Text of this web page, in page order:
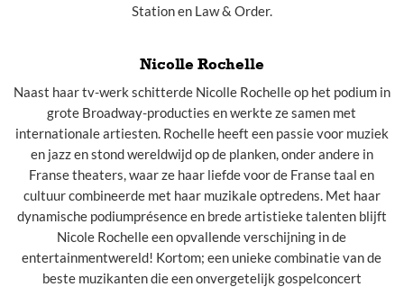
Station en Law & Order.
Nicolle Rochelle
Naast haar tv-werk schitterde Nicolle Rochelle op het podium in
grote Broadway-producties en werkte ze samen met
internationale artiesten. Rochelle heeft een passie voor muziek
en jazz en stond wereldwijd op de planken, onder andere in
Franse theaters, waar ze haar liefde voor de Franse taal en
cultuur combineerde met haar muzikale optredens. Met haar
dynamische podiumprésence en brede artistieke talenten blijft
Nicole Rochelle een opvallende verschijning in de
entertainmentwereld! Kortom; een unieke combinatie van de
beste muzikanten die een onvergetelijk gospelconcert